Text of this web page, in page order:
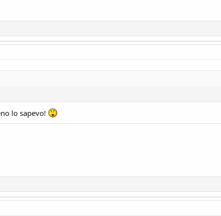
lo sapevo!